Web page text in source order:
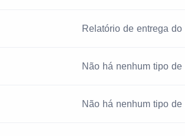
Relatório de entrega do
Não há nenhum tipo de
Não há nenhum tipo de